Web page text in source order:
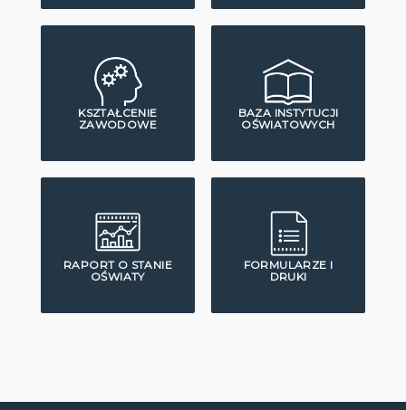
KSZTAŁCENIE
ZAWODOWE
BAZA INSTYTUCJI
OŚWIATOWYCH
RAPORT O STANIE
OŚWIATY
FORMULARZE I
DRUKI